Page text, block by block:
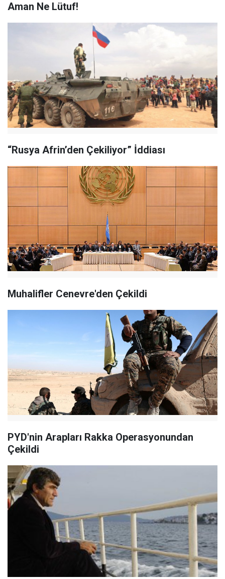
Aman Ne Lütuf!
“Rusya Afrin’den Çekiliyor” İddiası
Muhalifler Cenevre'den Çekildi
PYD'nin Arapları Rakka Operasyonundan
Çekildi